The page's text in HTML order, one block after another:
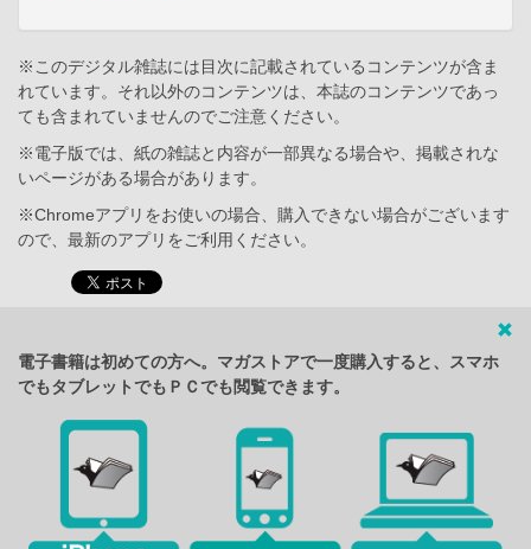
※このデジタル雑誌には目次に記載されているコンテンツが含ま
れています。それ以外のコンテンツは、本誌のコンテンツであっ
ても含まれていませんのでご注意ください。
※電子版では、紙の雑誌と内容が一部異なる場合や、掲載されな
いページがある場合があります。
※Chromeアプリをお使いの場合、購入できない場合がございます
ので、最新のアプリをご利用ください。
電子書籍は初めての方へ。マガストアで一度購入すると、スマホ
でもタブレットでもＰＣでも閲覧できます。